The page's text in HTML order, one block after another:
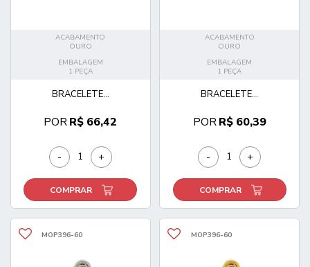
ACABAMENTO
OURO
EMBALAGEM
1 PEÇA
BRACELETE...
PORR$ 66,42
- +
COMPRAR
ACABAMENTO
OURO
EMBALAGEM
1 PEÇA
BRACELETE...
PORR$ 60,39
- +
COMPRAR
MOP396-60 MOP396-60